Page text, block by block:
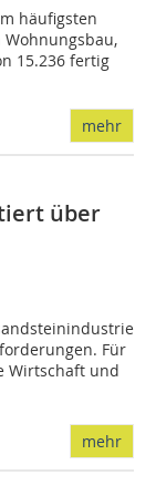
häufigsten
15.236 fertig
mehr
über
Für
Wirtschaft und
mehr